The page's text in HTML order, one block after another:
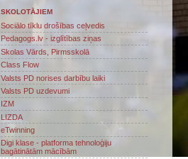
SKOLOTĀJIEM
Sociālo tīklu drošības ceļvedis
Pedagogs.lv - izglītības ziņas
Skolas Vārds, Pirmsskolā
Class Flow
Valsts PD norises darbību laiki
Valsts PD uzdevumi
IZM
LIZDA
eTwinning
Digi klase - platforma tehnoloģiju
bagātinātām mācībām